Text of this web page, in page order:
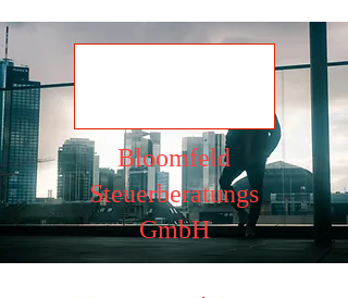
Bloomfeld
Steuerberatungs
GmbH